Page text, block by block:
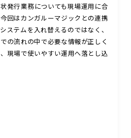
発行業務についても現場運用に合
回はカンガルーマジックとの連携
ステムを入れ替えるのではなく、
の流れの中で必要な情報が正しく
現場で使いやすい運用へ落とし込